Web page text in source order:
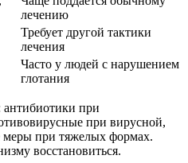
лечению
Требует другой тактики
лечения
Часто у людей с нарушением
глотания
при
при вирусной,
при тяжелых формах.
восстановиться.